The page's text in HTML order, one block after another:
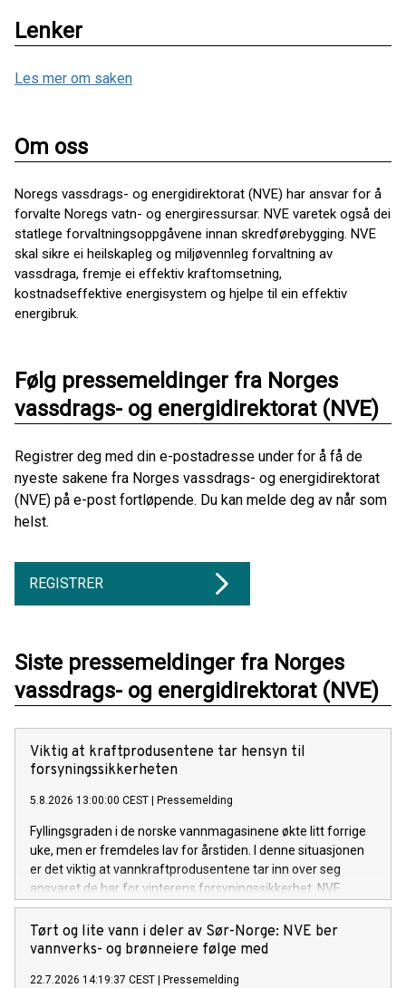
Lenker
Les mer om saken
Om oss
Noregs vassdrags- og energidirektorat (NVE) har ansvar for å
forvalte Noregs vatn- og energiressursar. NVE varetek også dei
statlege forvaltningsoppgåvene innan skredførebygging. NVE
skal sikre ei heilskapleg og miljøvennleg forvaltning av
vassdraga, fremje ei effektiv kraftomsetning,
kostnadseffektive energisystem og hjelpe til ein effektiv
energibruk.
Følg pressemeldinger fra Norges
vassdrags- og energidirektorat (NVE)
Registrer deg med din e-postadresse under for å få de
nyeste sakene fra Norges vassdrags- og energidirektorat
(NVE) på e-post fortløpende. Du kan melde deg av når som
helst.
REGISTRER
Siste pressemeldinger fra Norges
vassdrags- og energidirektorat (NVE)
Viktig at kraftprodusentene tar hensyn til
forsyningssikkerheten
5.8.2026 13:00:00 CEST Pressemelding
Fyllingsgraden i de norske vannmagasinene økte litt forrige
uke, men er fremdeles lav for årstiden. I denne situasjonen
er det viktig at vannkraftprodusentene tar inn over seg
ansvaret de har for vinterens forsyningssikkerhet. NVE
følger utviklingen av kraftsituasjonen, i tett dialog med
Statnett. Om nødvendig vil NVE innføre en
rapporteringsordning for kraftprodusentene.
Tørt og lite vann i deler av Sør-Norge: NVE ber
vannverks- og brønneiere følge med
22.7.2026 14:19:37 CEST Pressemelding